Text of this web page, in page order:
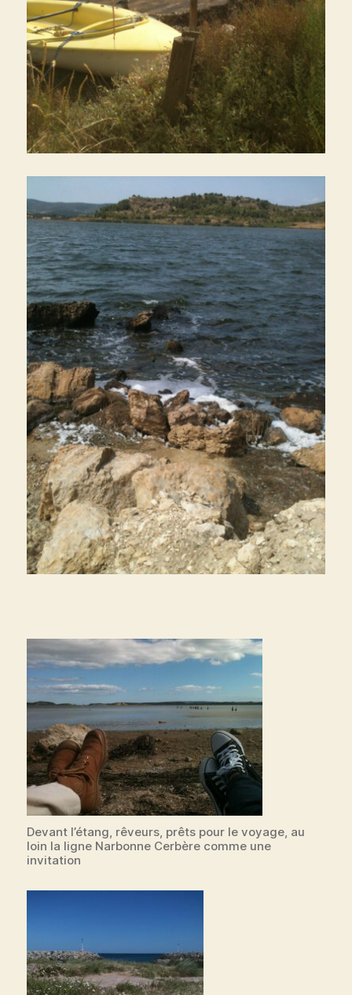
Devant l’étang, rêveurs, prêts pour le voyage, au
loin la ligne Narbonne Cerbère comme une
invitation